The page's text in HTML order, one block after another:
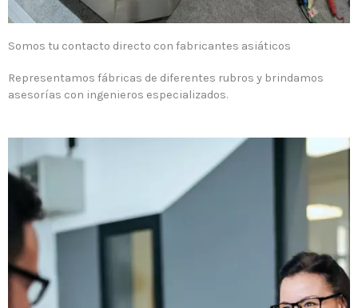
Somos tu contacto directo con fabricantes asiáticos
Representamos fábricas de diferentes rubros y brindamos
asesorías con ingenieros especializados.